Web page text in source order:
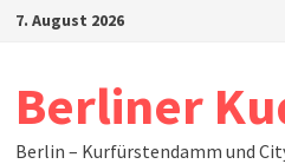
Zum7. August 2026
Berliner
Berlin – Kurfürstendamm und